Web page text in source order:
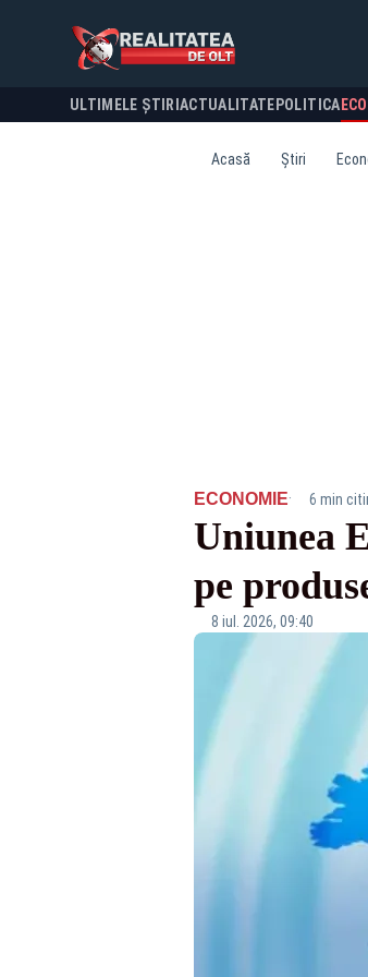
ULTIMELE ȘTIRI ACTUALITATE POLITICA
Acasă Știri
ECONOMIE· 6 min
Uniunea
pe
8 iul. 2026, 09:40